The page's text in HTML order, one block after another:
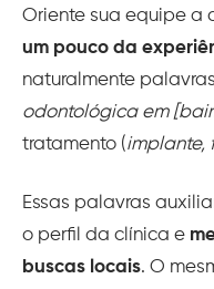
Oriente sua equipe a
um pouco da
naturalmente
odontológica em
tratamento (implante,
Essas palavras
o perfil da clínica e
buscas locais. O